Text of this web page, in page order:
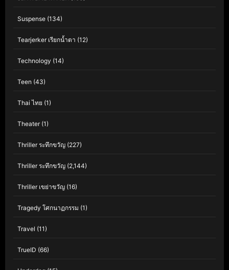
Suspense (134)
Tearjerker เรียกน้ำตา (12)
Technology (14)
Teen (43)
Thai ไทย (1)
Theater(1)
Thriller ระทึกขวัญ (227)
Thriller ระทึกขวัญ (2,144)
Thriller เขย่าขวัญ (16)
Tragedy โศกนาฏกรรม (1)
Travel (11)
TrueID (66)